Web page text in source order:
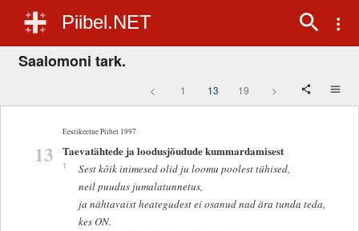
Piibel.NET
Saalomoni tark.
< 1 13 19 >
Eestikeelne Piibel 1997
13 Taevatähtede ja loodusjõudude kummardamisest
1
Sest kõik inimesed olid ju loomu poolest tühised,
neil puudus jumalatunnetus,
ja nähtavaist heategudest ei osanud nad ära tunda teda,
kes ON.